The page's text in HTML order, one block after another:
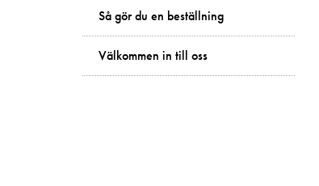
Så gör du en beställning
Välkommen in till oss